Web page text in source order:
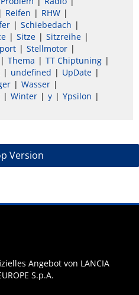
Reifen
RHW
Schiebedach
Sitze
Sitzreihe
Stellmotor
Thema
TT Chiptuning
undefined
UpDate
Wasser
Winter y
Ypsilon
Version
Angebot von LANCIA
S.p.A.